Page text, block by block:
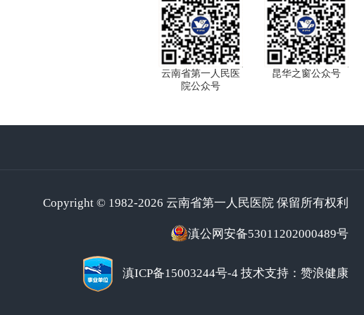
云南省第一人民医
院公众号
昆华之窗公众号
Copyright © 1982-2026 云南省第一人民医院 保留所有权利
滇公网安备53011202000489号
滇ICP备15003244号-4 技术支持：赞浪健康